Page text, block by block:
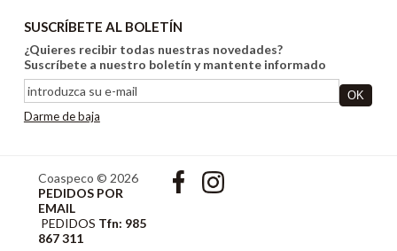
SUSCRÍBETE AL BOLETÍN
¿Quieres recibir todas nuestras novedades?
Suscríbete a nuestro boletín y mantente informado
Darme de baja
Coaspeco © 2026
PEDIDOS POR
EMAIL
PEDIDOS Tfn: 985
867 311